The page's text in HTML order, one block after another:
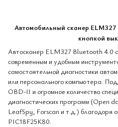
Автомобильный сканер ELM327
кнопкой
Автосканер ELM327 Bluetooth 4.0 с
современным и удобным
самостоятельной диагностики
или персонального компьютера.
OBD-II и огромное количество
диагностических программ (Open
LeafSpy, Forscan и т.д.) благодоря
PIC18F25K80.